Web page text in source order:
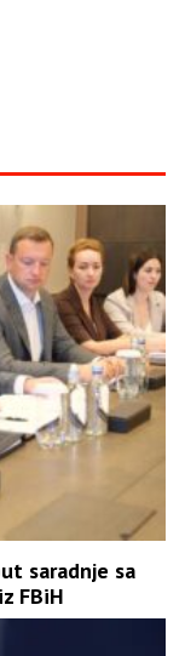
saradnje sa
FBiH